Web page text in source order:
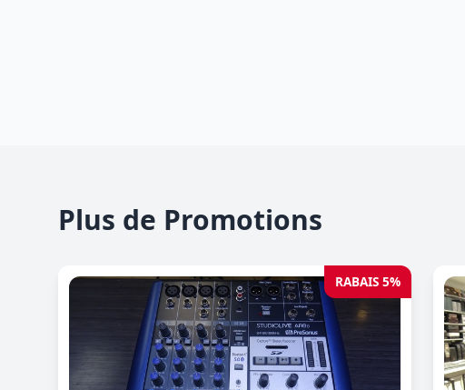
Plus de Promotions
RABAIS 5%